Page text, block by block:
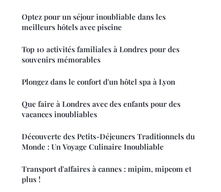
Optez pour un séjour inoubliable dans les
meilleurs hôtels avec piscine
Top 10 activités familiales à Londres pour des
souvenirs mémorables
Plongez dans le confort d'un hôtel spa à Lyon
Que faire à Londres avec des enfants pour des
vacances inoubliables
Découverte des Petits-Déjeuners Traditionnels du
Monde : Un Voyage Culinaire Inoubliable
Transport d'affaires à cannes : mipim, mipcom et
plus !